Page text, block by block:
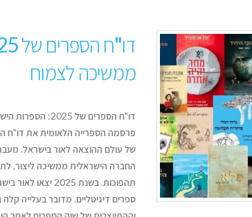
ממשיכה לצמוח
דו"ח הספרים של
של עולם ההוצאה לאור בישראל.
החברה הישראלית ממשיכה ליצור,איך לשמור על קול אותנטי
כשמשתמשים בבינה
מלאכותית